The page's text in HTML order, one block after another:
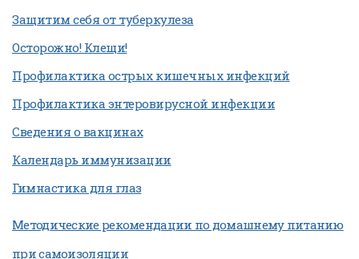
Защитим себя от туберкулеза
Осторожно! Клещи!
Профилактика острых кишечных инфекций
Профилактика энтеровирусной инфекции
Сведения о вакцинах
Календарь иммунизации
Гимнастика для глаз
Методические рекомендации по домашнему питанию
при самоизоляции